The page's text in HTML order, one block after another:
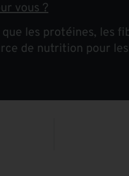
vous ?
les protéines, les
de nutrition pour